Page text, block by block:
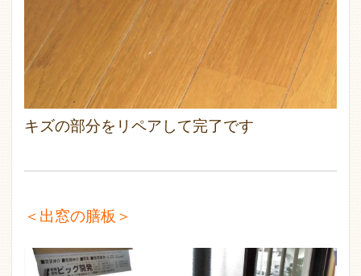
キズの部分をリペアして完了です
＜出窓の膳板＞